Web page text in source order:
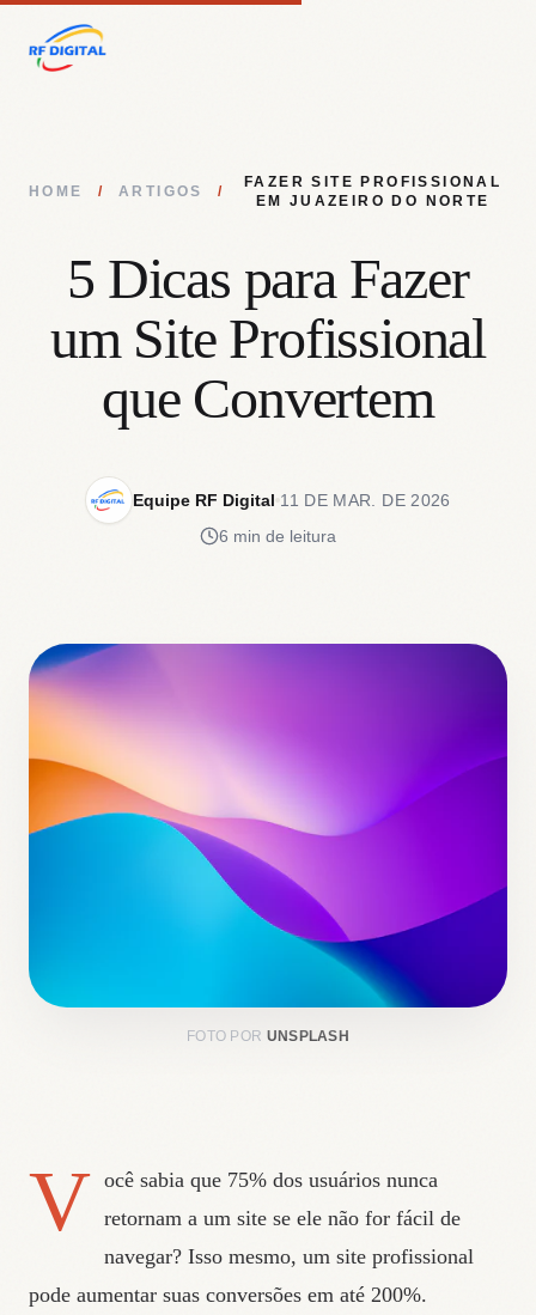
HOME / ARTIGOS /
FAZER SITE PROFISSIONAL
EM JUAZEIRO DO NORTE
5 Dicas para Fazer
um Site Profissional
que Convertem
Equipe RF Digital 11 DE MAR. DE 2026
6 min de leitura
FOTO POR UNSPLASH
V ocê sabia que 75% dos usuários nunca
retornam a um site se ele não for fácil de
navegar? Isso mesmo, um site profissional
pode aumentar suas conversões em até 200%.